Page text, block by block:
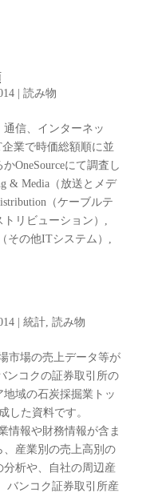
| 読み物
信、インターネッ
業で時価総額順に並
OneSourceにて調査し
& Media（放送とメデ
（ケーブルテ
リビューション）,
その他ITシステム）,
| 統計, 読み物
市場の売上データ等が
ンコクの証券取引所の
域の石炭採掘業トッ
した資料です。
情報や財務情報が含ま
産業別の売上高別の
析や、自社の周辺産
バンコク証券取引所産